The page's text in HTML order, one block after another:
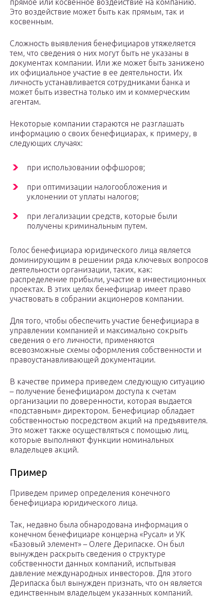
прямое или косвенное воздействие на компанию.
Это воздействие может быть как прямым, так и
косвенным.
Сложность выявления бенефициаров утяжеляется
тем, что сведения о них могут быть не указаны в
документах компании. Или же может быть занижено
их официальное участие в ее деятельности. Их
личность устанавливается сотрудниками банка и
может быть известна только им и коммерческим
агентам.
Некоторые компании стараются не разглашать
информацию о своих бенефициарах, к примеру, в
следующих случаях:
при использовании оффшоров;
при оптимизации налогообложения и
уклонении от уплаты налогов;
при легализации средств, которые были
получены криминальным путем.
Голос бенефициара юридического лица является
доминирующим в решении ряда ключевых вопросов
деятельности организации, таких, как:
распределение прибыли, участие в инвестиционных
проектах. В этих целях бенефициар имеет право
участвовать в собрании акционеров компании.
Для того, чтобы обеспечить участие бенефициара в
управлении компанией и максимально сокрыть
сведения о его личности, применяются
всевозможные схемы оформления собственности и
правоустанавливающей документации.
В качестве примера приведем следующую ситуацию
– получение бенефициаром доступа к счетам
организации по доверенности, которая выдается
«подставным» директором. Бенефициар обладает
собственностью посредством акций на предъявителя.
Это может также осуществляться с помощью лиц,
которые выполняют функции номинальных
владельцев акций.
Пример
Приведем пример определения конечного
бенефициара юридического лица.
Так, недавно была обнародована информация о
конечном бенефициаре концерна «Русал» и УК
«Базовый элемент» – Олеге Дерипаске. Он был
вынужден раскрыть сведения о структуре
собственности данных компаний, испытывая
давление международных инвесторов. Для этого
Дерипаска был вынужден признать, что он является
единственным владельцем указанных компаний.